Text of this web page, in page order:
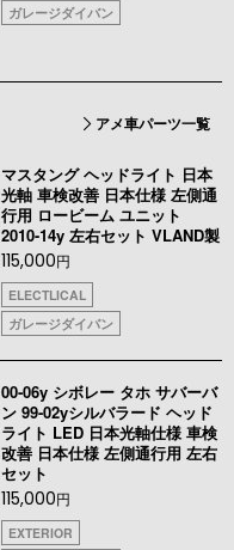
ガレージダイバン
アメ車パーツ一覧
マスタング ヘッドライト 日本
光軸 車検改善 日本仕様 左側通
行用 ロービーム ユニット
2010-14y 左右セット VLAND製
115,000円
ELECTLICAL
ガレージダイバン
00-06y シボレー タホ サバーバ
ン 99-02yシルバラード ヘッド
ライト LED 日本光軸仕様 車検
改善 日本仕様 左側通行用 左右
セット
115,000円
EXTERIOR